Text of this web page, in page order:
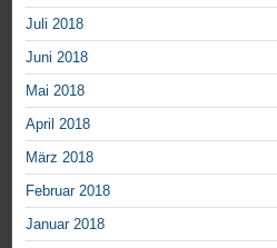
Juli 2018
Juni 2018
Mai 2018
April 2018
März 2018
Februar 2018
Januar 2018